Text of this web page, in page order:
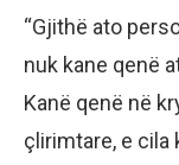
“Gjithë ato
nuk kane qenë
Kanë qenë në
çlirimtare, e cila